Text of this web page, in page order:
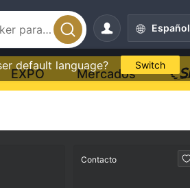
Español
default language? Switch
EXPO Mercados
Contacto